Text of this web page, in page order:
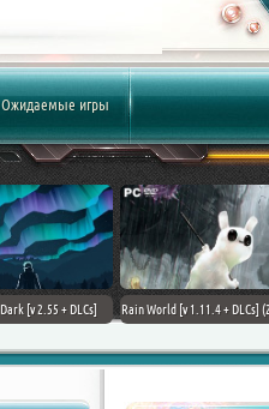
Ожидаемые игры
Downward: Enhanced Edition
Field of Glory II [+